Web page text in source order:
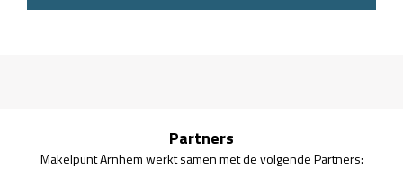
Partners
Makelpunt Arnhem werkt samen met de volgende Partners: